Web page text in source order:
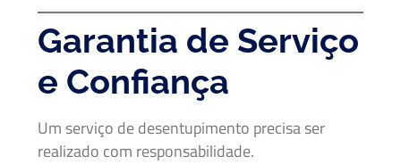
Garantia de Serviço
e Confiança
Um serviço de desentupimento precisa ser
realizado com responsabilidade.